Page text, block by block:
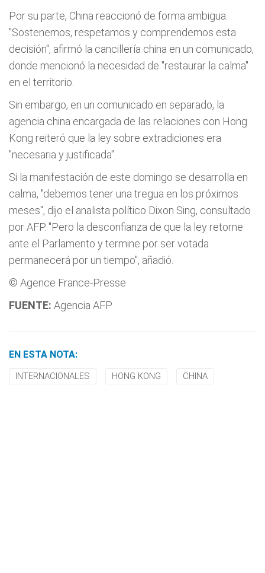
Por su parte, China reaccionó de forma ambigua:
"Sostenemos, respetamos y comprendemos esta
decisión", afirmó la cancillería china en un comunicado,
donde mencionó la necesidad de "restaurar la calma"
en el territorio.
Sin embargo, en un comunicado en separado, la
agencia china encargada de las relaciones con Hong
Kong reiteró que la ley sobre extradiciones era
"necesaria y justificada".
Si la manifestación de este domingo se desarrolla en
calma, "debemos tener una tregua en los próximos
meses", dijo el analista político Dixon Sing, consultado
por AFP. "Pero la desconfianza de que la ley retorne
ante el Parlamento y termine por ser votada
permanecerá por un tiempo", añadió.
© Agence France-Presse
FUENTE: Agencia AFP
EN ESTA NOTA:
INTERNACIONALES HONG KONG CHINA